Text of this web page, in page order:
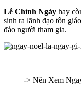
Lễ Chính Ngày hay
sinh ra lãnh đạo tôn
đảo người tham gia.
-> Nên Xem